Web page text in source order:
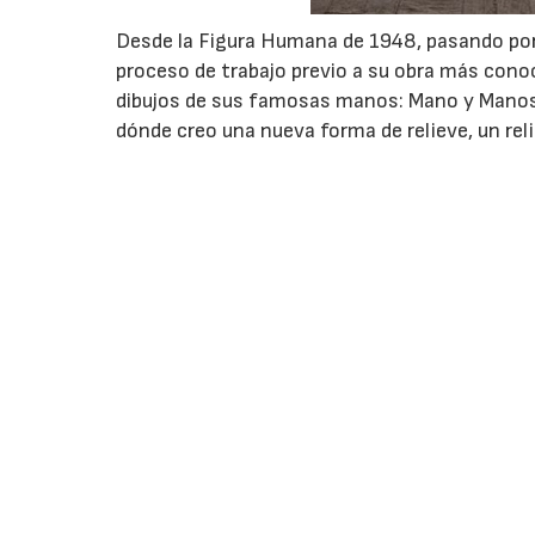
Desde la Figura Humana de 1948, pasando
proceso de trabajo previo a su obra más
dibujos de sus famosas manos: Mano y
dónde creo una nueva forma de relieve, un